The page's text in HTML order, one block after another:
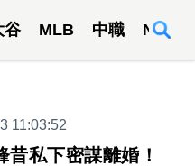
谷 MLB 中職 NBA
11:03:52
昔私下密謀離婚！